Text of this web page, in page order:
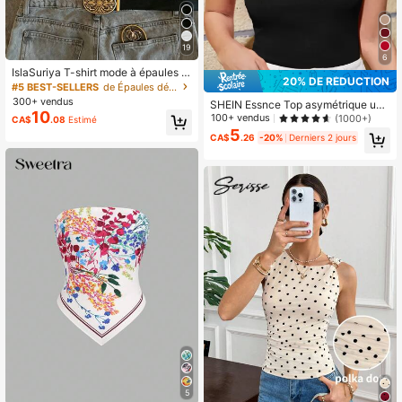
19
IslaSuriya T-shirt mode à épaules d
énudées plissé de couleur unie pour
femmes
#5 BEST-SELLERS
de Épaules dénudées Hauts, chemisiers et t-shirts
300+ vendus
CA$10.08 Estimé
5
6
20% DE RÉDUCTION
SHEIN Essnce Top asymétrique uni
colore
100+ vendus (1000+)
CA$5.26 -20% Derniers 2 jours